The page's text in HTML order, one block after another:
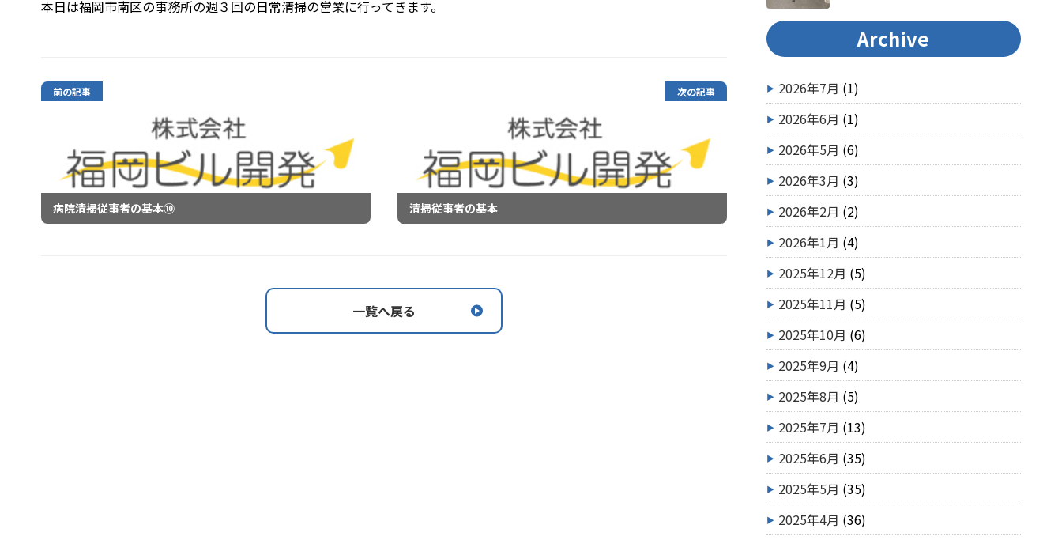
本日は福岡市南区の事務所の週３回の日常清掃の営業に行ってきます。
前の記事
病院清掃従事者の基本⑩
次の記事
清掃従事者の基本
一覧へ戻る
Archive
2026年7月 (1)
2026年6月 (1)
2026年5月 (6)
2026年3月 (3)
2026年2月 (2)
2026年1月 (4)
2025年12月 (5)
2025年11月 (5)
2025年10月 (6)
2025年9月 (4)
2025年8月 (5)
2025年7月 (13)
2025年6月 (35)
2025年5月 (35)
2025年4月 (36)